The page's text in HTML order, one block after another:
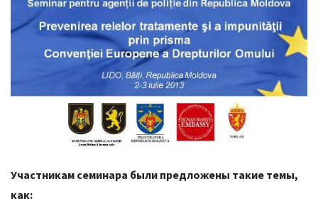
Участникам семинара были предложены такие темы,
как: